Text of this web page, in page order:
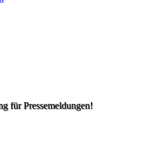
für Pressemeldungen!